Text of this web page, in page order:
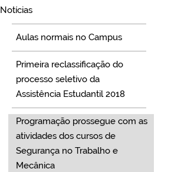
Notícias
Aulas normais no Campus
Primeira reclassificação do
processo seletivo da
Assistência Estudantil 2018
Programação prossegue com as
atividades dos cursos de
Segurança no Trabalho e
Mecânica